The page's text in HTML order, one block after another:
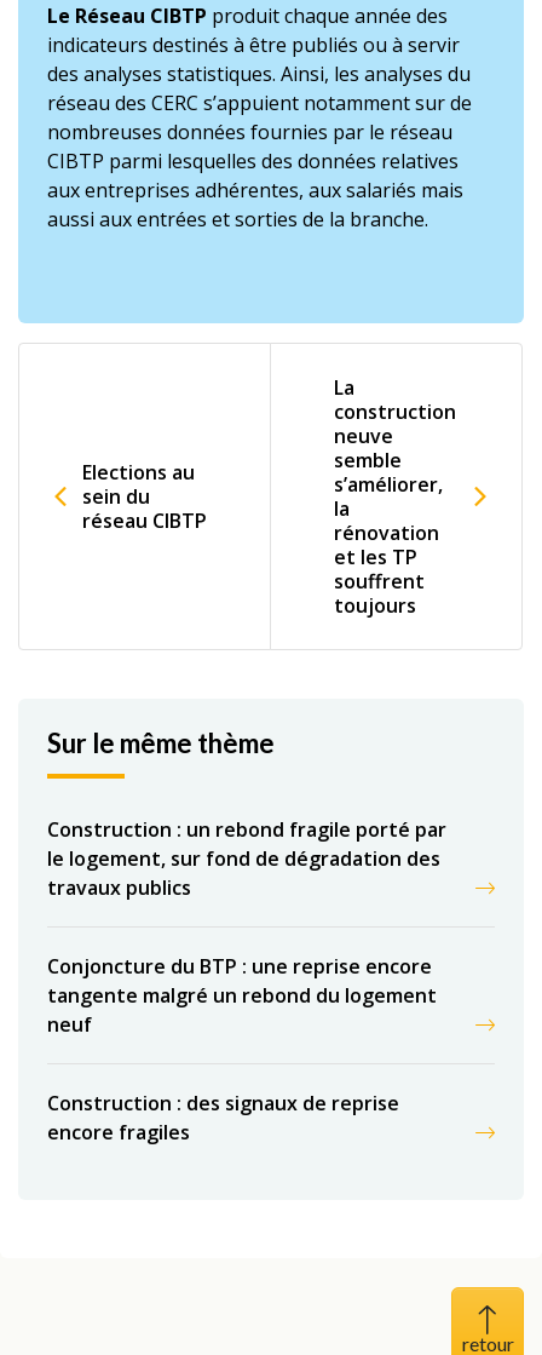
Le Réseau CIBTP produit chaque année des
indicateurs destinés à être publiés ou à servir
des analyses statistiques. Ainsi, les analyses du
réseau des CERC s’appuient notamment sur de
nombreuses données fournies par le réseau
CIBTP parmi lesquelles des données relatives
aux entreprises adhérentes, aux salariés mais
aussi aux entrées et sorties de la branche.
Elections au
sein du
réseau CIBTP
La
construction
neuve
semble
s’améliorer,
la
rénovation
et les TP
souffrent
toujours
Sur le même thème
Construction : un rebond fragile porté par
le logement, sur fond de dégradation des
travaux publics
Conjoncture du BTP : une reprise encore
tangente malgré un rebond du logement
neuf
Construction : des signaux de reprise
encore fragiles
Haut